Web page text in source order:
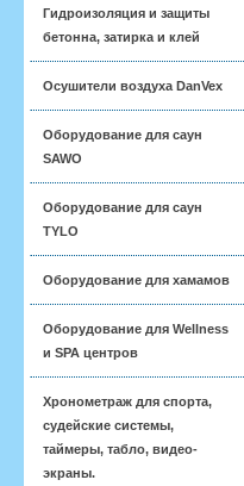
Гидроизоляция и защиты
бетонна, затирка и клей
Осушители воздуха DanVex
Оборудование для саун
SAWO
Оборудование для саун
TYLO
Оборудование для хамамов
Оборудование для Wellness
и SPA центров
Хронометраж для спорта,
судейские системы,
таймеры, табло, видео-
экраны.